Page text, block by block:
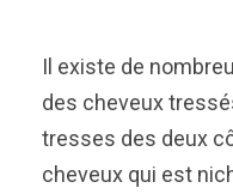
Il existe de
des cheveux
tresses des deux
cheveux qui est